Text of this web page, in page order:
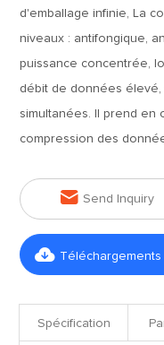
d'emballage infinie, La
niveaux : antifongique,
puissance concentrée,
débit de données
simultanées. Il prend en
compression des
 Send Inquiry
 Téléchargements
Spécification